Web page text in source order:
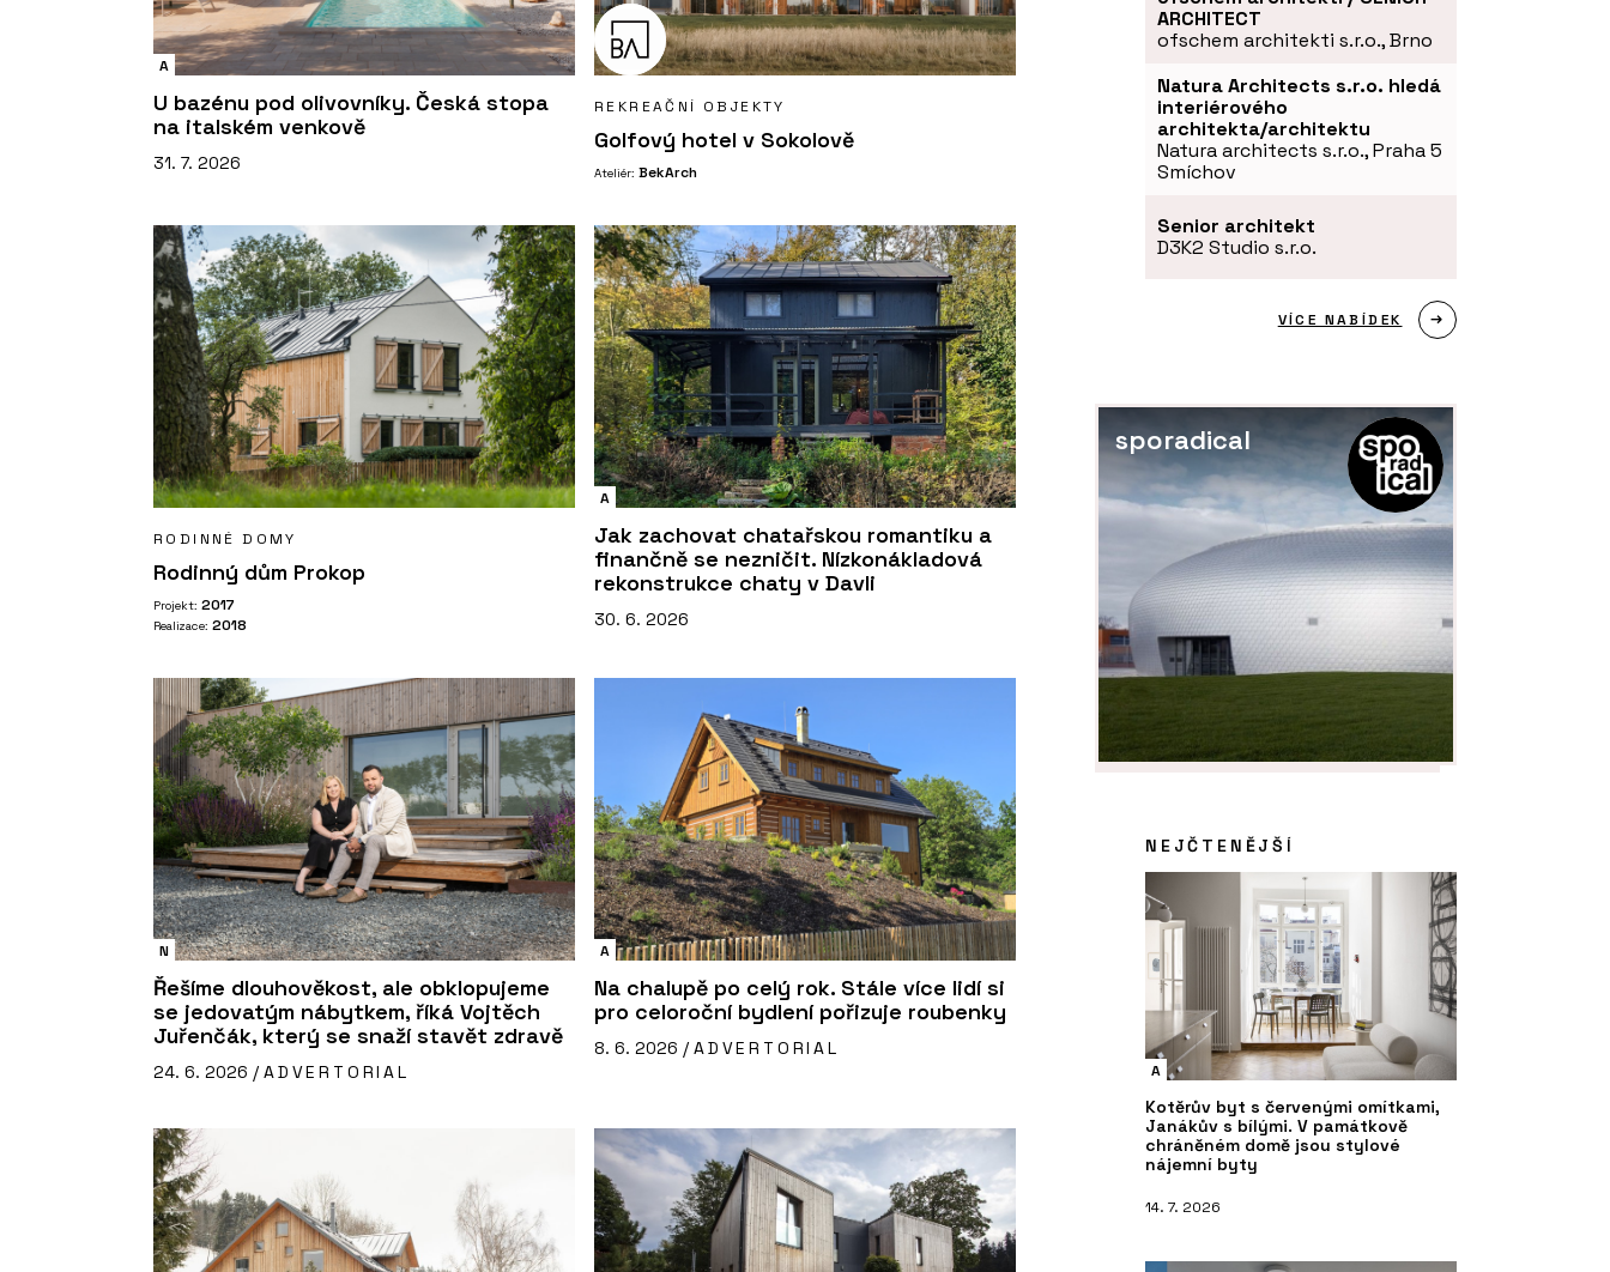
A
U bazénu pod olivovníky. Česká stopa
na italském venkově
31. 7. 2026
REKREAČNÍ OBJEKTY
Golfový hotel v Sokolově
Ateliér: BekArch
RODINNÉ DOMY
Rodinný dům Prokop
Projekt: 2017
Realizace: 2018
A
Jak zachovat chatařskou romantiku a
finančně se nezničit. Nízkonákladová
rekonstrukce chaty v Davli
30. 6. 2026
N
Řešíme dlouhověkost, ale obklopujeme
se jedovatým nábytkem, říká Vojtěch
Juřenčák, který se snaží stavět zdravě
24. 6. 2026 / ADVERTORIAL
A
Na chalupě po celý rok. Stále více lidí si
pro celoroční bydlení pořizuje roubenky
8. 6. 2026 / ADVERTORIAL
ARCHITECT
ofschem architekti s.r.o., Brno
Natura Architects s.r.o. hledá
interiérového
architekta/architektu
Natura architects s.r.o., Praha 5
Smíchov
Senior architekt
D3K2 Studio s.r.o.
VÍCE NABÍDEK
sporadical
NEJČTENĚJŠÍ
A
Kotěrův byt s červenými omítkami,
Janákův s bílými. V památkově
chráněném domě jsou stylové
nájemní byty
14. 7. 2026